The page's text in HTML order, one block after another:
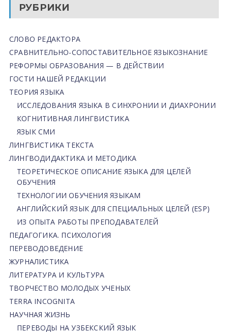
РУБРИКИ
СЛОВО РЕДАКТОРА
СРАВНИТЕЛЬНО-СОПОСТАВИТЕЛЬНОЕ ЯЗЫКОЗНАНИЕ
РЕФОРМЫ ОБРАЗОВАНИЯ — В ДЕЙСТВИИ
ГОСТИ НАШЕЙ РЕДАКЦИИ
ТЕОРИЯ ЯЗЫКА
ИССЛЕДОВАНИЯ ЯЗЫКА В СИНХРОНИИ И ДИАХРОНИИ
КОГНИТИВНАЯ ЛИНГВИСТИКА
ЯЗЫК СМИ
ЛИНГВИСТИКА ТЕКСТА
ЛИНГВОДИДАКТИКА И МЕТОДИКА
ТЕОРЕТИЧЕСКОЕ ОПИСАНИЕ ЯЗЫКА ДЛЯ ЦЕЛЕЙ
ОБУЧЕНИЯ
ТЕХНОЛОГИИ ОБУЧЕНИЯ ЯЗЫКАМ
АНГЛИЙСКИЙ ЯЗЫК ДЛЯ СПЕЦИАЛЬНЫХ ЦЕЛЕЙ (ESP)
ИЗ ОПЫТА РАБОТЫ ПРЕПОДАВАТЕЛЕЙ
ПЕДАГОГИКА. ПСИХОЛОГИЯ
ПЕРЕВОДОВЕДЕНИЕ
ЖУРНАЛИСТИКА
ЛИТЕРАТУРА И КУЛЬТУРА
ТВОРЧЕСТВО МОЛОДЫХ УЧЕНЫХ
TERRA INCOGNITA
НАУЧНАЯ ЖИЗНЬ
ПЕРЕВОДЫ НА УЗБЕКСКИЙ ЯЗЫК